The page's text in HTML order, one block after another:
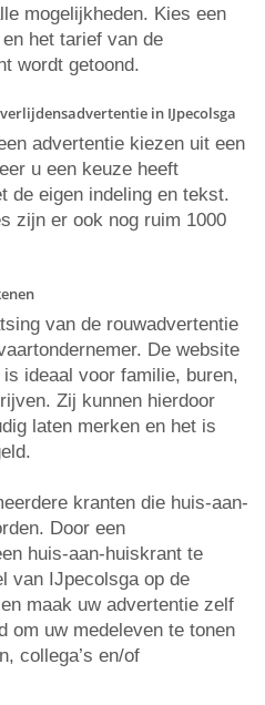
mogelijkheden. Kies een
het tarief van de
wordt getoond.
in IJpecolsga
advertentie kiezen uit een
u een keuze heeft
de eigen indeling en tekst.
zijn er ook nog ruim 1000
van de rouwadvertentie
De website
ideaal voor familie, buren,
Zij kunnen hierdoor
laten merken en het is
kranten die huis-aan-
Door een
huis-aan-huiskrant te
van IJpecolsga op de
maak uw advertentie zelf
om uw medeleven te tonen
collega’s en/of